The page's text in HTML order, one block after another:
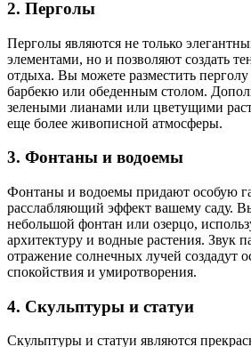
2. Перголы
Перголы являются не только
элементами, но и позволяют создать
отдыха. Вы можете разместить
барбекю или обеденным столом.
зелеными лианами или цветущими
еще более живописной атмосферы.
3. Фонтаны и водоемы
Фонтаны и водоемы придают особую
расслабляющий эффект вашему саду.
небольшой фонтан или озерцо,
архитектуру и водные растения. Звук
отражение солнечных лучей создадут
спокойствия и умиротворения.
4. Скульптуры и статуи
Скульптуры и статуи являются